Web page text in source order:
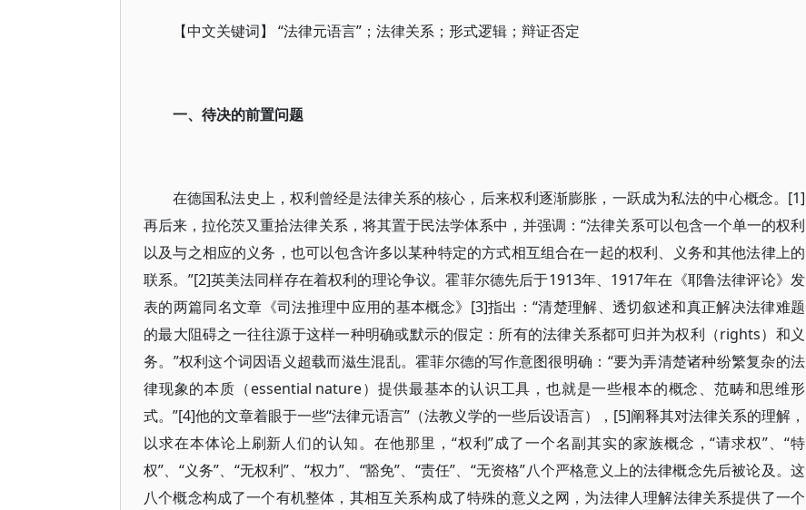
【中文关键词】 “法律元语言”；法律关系；形式逻辑；辩证否定
一、待决的前置问题
在德国私法史上，权利曾经是法律关系的核心，后来权利逐渐膨胀，一跃成为私法的中心概念。[1]
再后来，拉伦茨又重拾法律关系，将其置于民法学体系中，并强调：“法律关系可以包含一个单一的权利
以及与之相应的义务，也可以包含许多以某种特定的方式相互组合在一起的权利、义务和其他法律上的
联系。”[2]英美法同样存在着权利的理论争议。霍菲尔德先后于1913年、1917年在《耶鲁法律评论》发
表的两篇同名文章《司法推理中应用的基本概念》[3]指出：“清楚理解、透切叙述和真正解决法律难题
的最大阻碍之一往往源于这样一种明确或默示的假定：所有的法律关系都可归并为权利（rights）和义
务。”权利这个词因语义超载而滋生混乱。霍菲尔德的写作意图很明确：“要为弄清楚诸种纷繁复杂的法
律现象的本质（essential nature）提供最基本的认识工具，也就是一些根本的概念、范畴和思维形
式。”[4]他的文章着眼于一些“法律元语言”（法教义学的一些后设语言），[5]阐释其对法律关系的理解，
以求在本体论上刷新人们的认知。在他那里，“权利”成了一个名副其实的家族概念，“请求权”、“特
权”、“义务”、“无权利”、“权力”、“豁免”、“责任”、“无资格”八个严格意义上的法律概念先后被论及。这
八个概念构成了一个有机整体，其相互关系构成了特殊的意义之网，为法律人理解法律关系提供了一个